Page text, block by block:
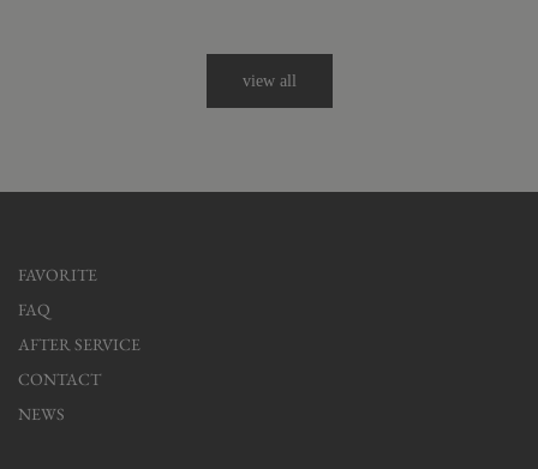
view all
FAVORITE
FAQ
AFTER SERVICE
CONTACT
NEWS